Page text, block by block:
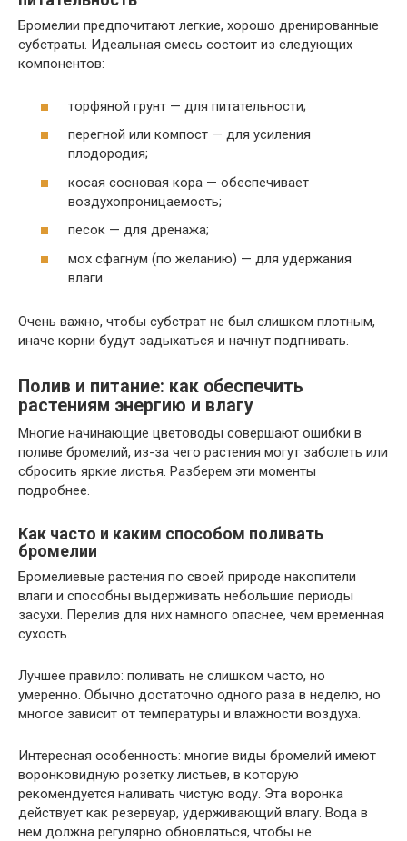
Бромелии предпочитают легкие, хорошо дренированные
субстраты. Идеальная смесь состоит из следующих
компонентов:
торфяной грунт — для питательности;
перегной или компост — для усиления
плодородия;
косая сосновая кора — обеспечивает
воздухопроницаемость;
песок — для дренажа;
мох сфагнум (по желанию) — для удержания
влаги.
Очень важно, чтобы субстрат не был слишком плотным,
иначе корни будут задыхаться и начнут подгнивать.
Полив и питание: как обеспечить
растениям энергию и влагу
Многие начинающие цветоводы совершают ошибки в
поливе бромелий, из-за чего растения могут заболеть или
сбросить яркие листья. Разберем эти моменты
подробнее.
Как часто и каким способом поливать
бромелии
Бромелиевые растения по своей природе накопители
влаги и способны выдерживать небольшие периоды
засухи. Перелив для них намного опаснее, чем временная
сухость.
Лучшее правило: поливать не слишком часто, но
умеренно. Обычно достаточно одного раза в неделю, но
многое зависит от температуры и влажности воздуха.
Интересная особенность: многие виды бромелий имеют
воронковидную розетку листьев, в которую
рекомендуется наливать чистую воду. Эта воронка
действует как резервуар, удерживающий влагу. Вода в
нем должна регулярно обновляться, чтобы не